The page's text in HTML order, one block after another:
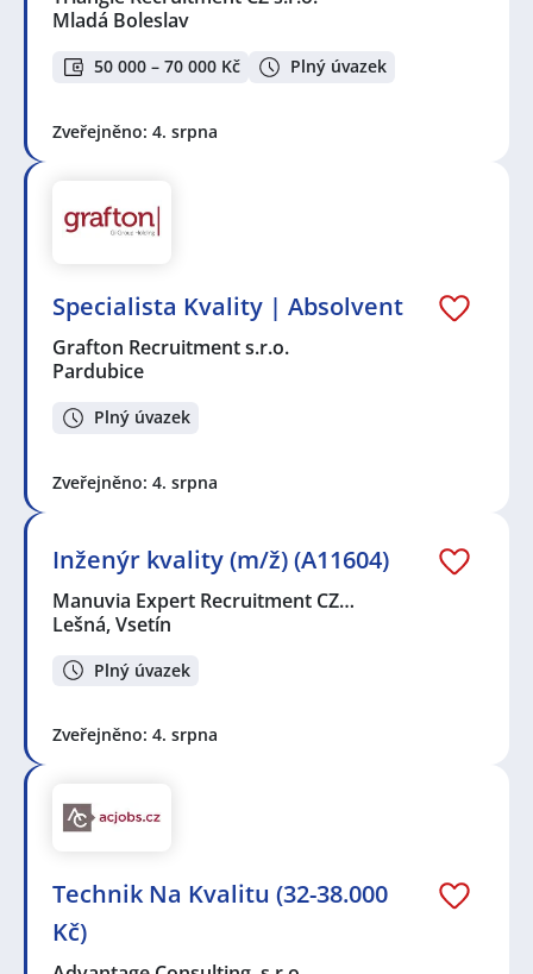
Mladá Boleslav
50 000 – 70 000 Kč Plný úvazek
Zveřejněno: 4. srpna
Specialista Kvality | Absolvent
Grafton Recruitment s.r.o.
Pardubice
Plný úvazek
Zveřejněno: 4. srpna
Inženýr kvality (m/ž) (A11604)
Manuvia Expert Recruitment CZ…
Lešná, Vsetín
Plný úvazek
Zveřejněno: 4. srpna
Technik Na Kvalitu (32-38.000
Kč)